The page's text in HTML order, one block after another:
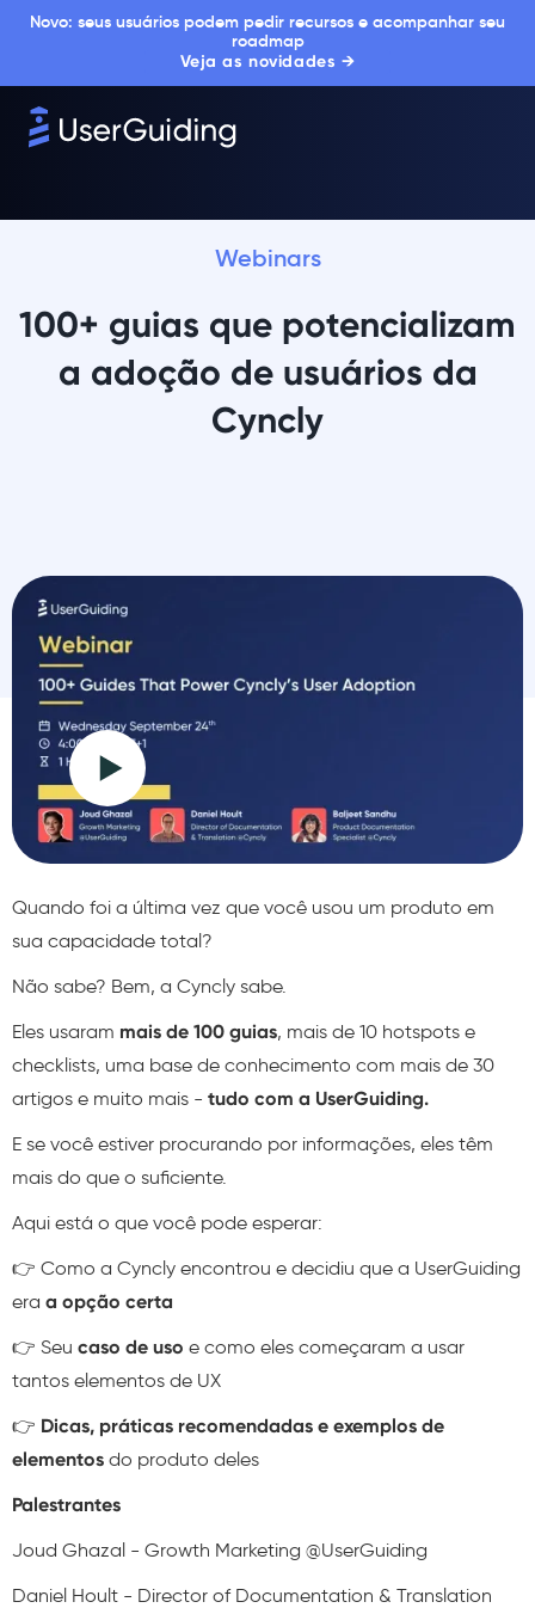
Novo: seus usuários podem pedir recursos e acompanhar seu
roadmap
Veja as novidades →
Webinars
100+ guias que potencializam
a adoção de usuários da
Cyncly
Quando foi a última vez que você usou um produto em
sua capacidade total?
Não sabe? Bem, a Cyncly sabe.
Eles usaram mais de 100 guias, mais de 10 hotspots e
checklists, uma base de conhecimento com mais de 30
artigos e muito mais - tudo com a UserGuiding.
E se você estiver procurando por informações, eles têm
mais do que o suficiente.
Aqui está o que você pode esperar:
👉 Como a Cyncly encontrou e decidiu que a UserGuiding
era a opção certa
👉 Seu caso de uso e como eles começaram a usar
tantos elementos de UX
👉 Dicas, práticas recomendadas e exemplos de
elementos do produto deles
Palestrantes
Joud Ghazal - Growth Marketing @UserGuiding
Daniel Hoult - Director of Documentation & Translation